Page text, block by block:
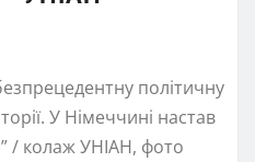
політичну
У Німеччині настав
/ колаж УНІАН, фото